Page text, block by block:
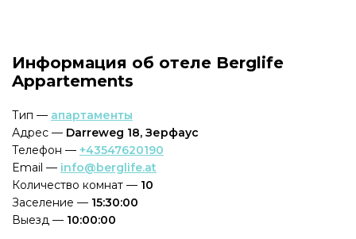
Информация об отеле Berglife
Appartements
Тип — апартаменты
Адрес — Darreweg 18, Зерфаус
Телефон — +43547620190
Email — info@berglife.at
Количество комнат — 10
Заселение — 15:30:00
Выезд — 10:00:00